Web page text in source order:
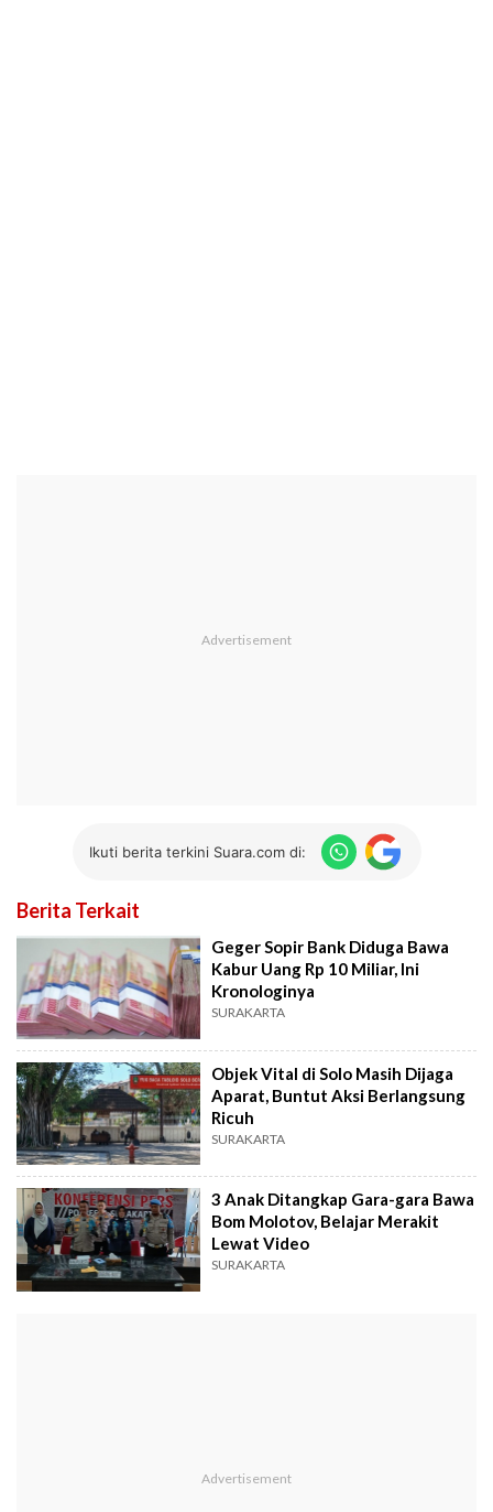
Ikuti berita terkini Suara.com di:
Berita Terkait
Geger Sopir Bank Diduga Bawa
Kabur Uang Rp 10 Miliar, Ini
Kronologinya
SURAKARTA
Objek Vital di Solo Masih Dijaga
Aparat, Buntut Aksi Berlangsung
Ricuh
SURAKARTA
3 Anak Ditangkap Gara-gara Bawa
Bom Molotov, Belajar Merakit
Lewat Video
SURAKARTA